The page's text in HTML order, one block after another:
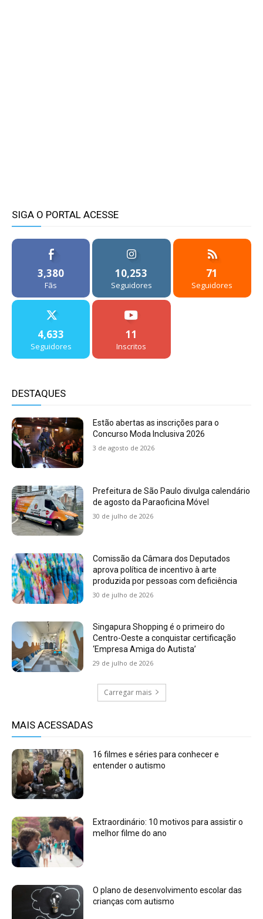
SIGA O PORTAL ACESSE
3,380
Fãs
10,253
Seguidores
71
Seguidores
4,633
Seguidores
11
Inscritos
DESTAQUES
Estão abertas as inscrições para o
Concurso Moda Inclusiva 2026
3 de agosto de 2026
Prefeitura de São Paulo divulga calendário
de agosto da Paraoficina Móvel
30 de julho de 2026
Comissão da Câmara dos Deputados
aprova política de incentivo à arte
produzida por pessoas com deficiência
30 de julho de 2026
Singapura Shopping é o primeiro do
Centro-Oeste a conquistar certificação
‘Empresa Amiga do Autista’
29 de julho de 2026
Carregar mais
MAIS ACESSADAS
16 filmes e séries para conhecer e
entender o autismo
Extraordinário: 10 motivos para assistir o
melhor filme do ano
O plano de desenvolvimento escolar das
crianças com autismo